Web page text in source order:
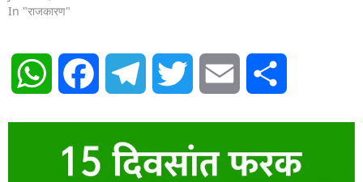
In "राजकारण"
WhatsAppFacebook Telegram Twitter Email